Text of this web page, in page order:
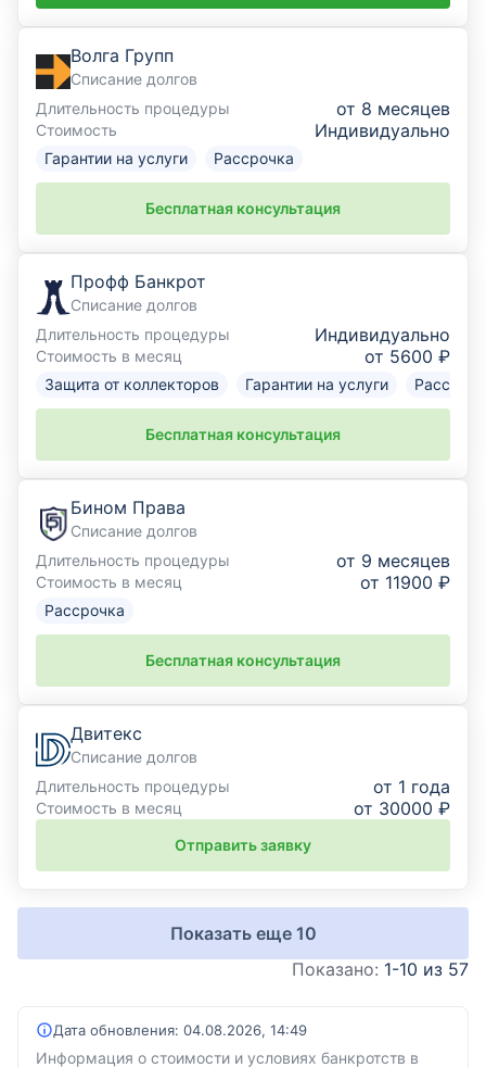
Волга Групп
Списание долгов
Длительность процедуры
от 8 месяцев
Стоимость Индивидуально
Гарантии на услуги Рассрочка
Бесплатная консультация
Профф Банкрот
Списание долгов
Длительность процедуры
Индивидуально
Стоимость в месяц от 5600 ₽
Защита от коллекторов Гарантии на услуги
Бесплатная консультация
Бином Права
Списание долгов
Длительность процедуры
от 9 месяцев
Стоимость в месяц от 11900 ₽
Рассрочка
Бесплатная консультация
Двитекс
Списание долгов
Длительность процедуры
от 1 года
Стоимость в месяц от 30000 ₽
Отправить заявку
Показать еще 10
Показано: 1-10 из 57
Дата обновления: 04.08.2026, 14:49
Информация о стоимости и условиях банкротств в